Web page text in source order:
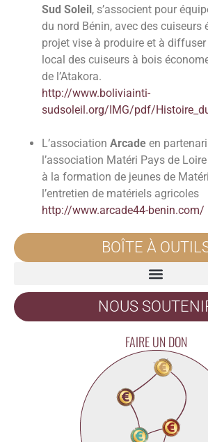
Sud Soleil, s’associent pour
du nord Bénin, avec des cuiseurs
projet vise à produire et à
local des cuiseurs à bois
de l’Atakora.
http://www.boliviainti-
sudsoleil.org/IMG/pdf/
L’association Arcade en
l’association Matéri Pays de
à la formation de jeunes de
l’entretien de matériels agricoles
http://www.arcade44-benin.com/
BOÎTE À
NOUS
FAIRE UN DON